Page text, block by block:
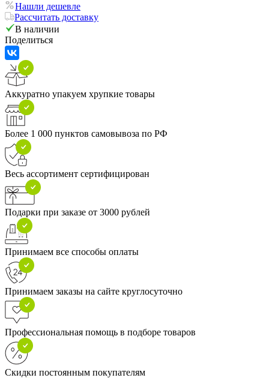
Нашли дешевле
Рассчитать доставку
В наличии
Поделиться
Аккуратно упакуем хрупкие товары
Более 1 000 пунктов самовывоза по РФ
Весь ассортимент сертифицирован
Подарки при заказе от 3000 рублей
Принимаем все способы оплаты
Принимаем заказы на сайте круглосуточно
Профессиональная помощь в подборе товаров
Скидки постоянным покупателям